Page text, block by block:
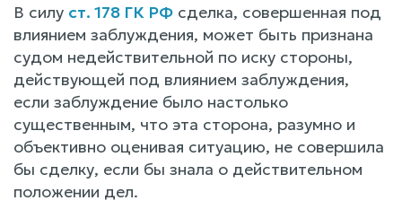
В силу ст. 178 ГК РФ сделка, совершенная под
влиянием заблуждения, может быть признана
судом недействительной по иску стороны,
действующей под влиянием заблуждения,
если заблуждение было настолько
существенным, что эта сторона, разумно и
объективно оценивая ситуацию, не совершила
бы сделку, если бы знала о действительном
положении дел.